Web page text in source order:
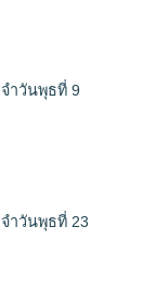
ำวันพุธที่ 9
ำวันพุธที่ 23